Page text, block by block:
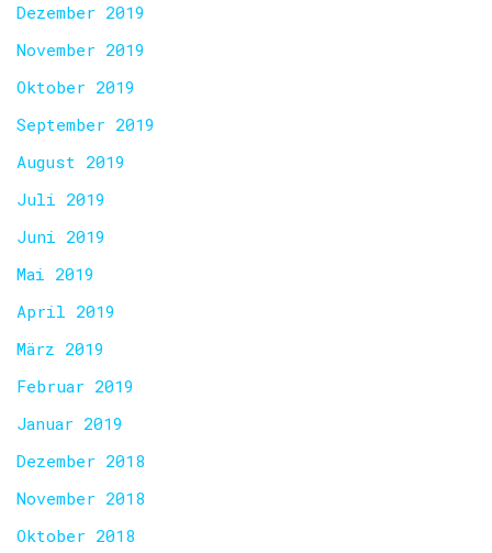
Dezember 2019
November 2019
Oktober 2019
September 2019
August 2019
Juli 2019
Juni 2019
Mai 2019
April 2019
März 2019
Februar 2019
Januar 2019
Dezember 2018
November 2018
Oktober 2018